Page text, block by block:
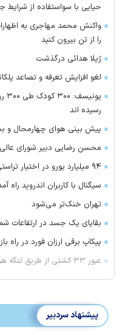
حیایی با سواستفاده از
واکنش محمد مهاجری به
را از تن بیرون کنید
ژیلا هدائی درگذشت
لغو افزایش تعرفه و تصاعد
رسیده اند
پیش بینی هوای چهارمحال و
محسن رضایی دبیر شورای
۹۴ میلیارد یورو در اختیار تراستی ها
سیگنال با کاربران اندروید راه
تهران خنک‌تر می‌شود
بقایای یک جسد در ارتفاعات
پیکاپ برقی ارزان فورد در راه
عبور ۳۳ کشتی از طریق تنگه هرمز در یک هفته
پیشنهاد سردبیر